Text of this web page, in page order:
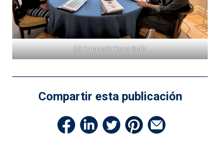
(c) Fundación Reina Sofía
Compartir esta publicación